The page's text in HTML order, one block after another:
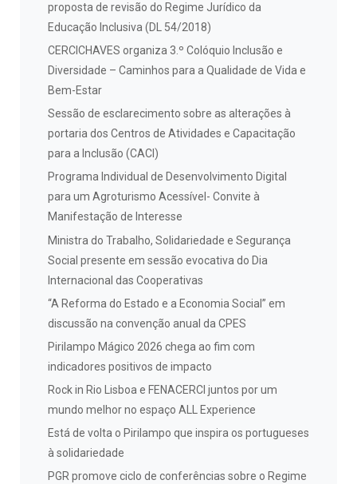
proposta de revisão do Regime Jurídico da
Educação Inclusiva (DL 54/2018)
CERCICHAVES organiza 3.º Colóquio Inclusão e
Diversidade – Caminhos para a Qualidade de Vida e
Bem-Estar
Sessão de esclarecimento sobre as alterações à
portaria dos Centros de Atividades e Capacitação
para a Inclusão (CACI)
Programa Individual de Desenvolvimento Digital
para um Agroturismo Acessível- Convite à
Manifestação de Interesse
Ministra do Trabalho, Solidariedade e Segurança
Social presente em sessão evocativa do Dia
Internacional das Cooperativas
“A Reforma do Estado e a Economia Social” em
discussão na convenção anual da CPES
Pirilampo Mágico 2026 chega ao fim com
indicadores positivos de impacto
Rock in Rio Lisboa e FENACERCI juntos por um
mundo melhor no espaço ALL Experience
Está de volta o Pirilampo que inspira os portugueses
à solidariedade
PGR promove ciclo de conferências sobre o Regime